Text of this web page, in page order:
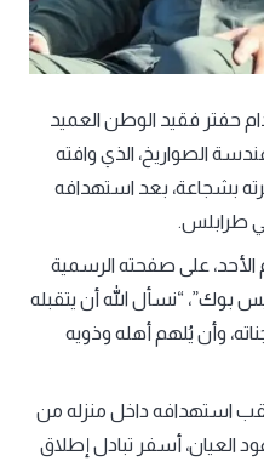
حفتر فقيد الوطن العميد
الصواريخ، الذي وافته
بشجاعة، بعد استهدافه
طرابلس.
الأحد، على صفحته الرسمية
بوك”، “نسأل الله أن يتقبله
وأن يُلهم أهله وذويه
عقب استهدافه داخل منزله من
أسفر تبادل إطلاق